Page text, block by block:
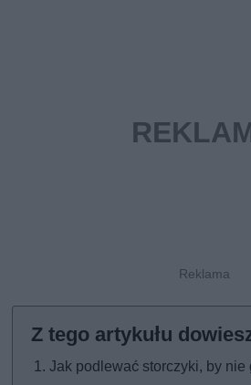
Jak podlewać storczyki, by nie